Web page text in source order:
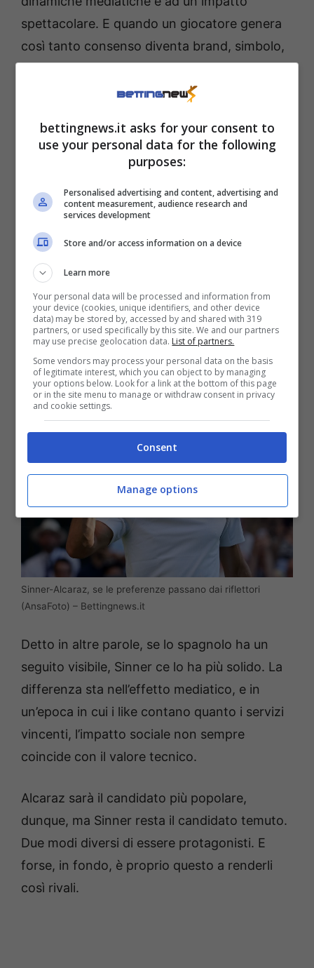
spettacolare. E quando un giocatore genera
così tanto consenso diventa brand, simbolo,
il plebiscito per il numero 1 non sorprende.
Sinner-Alcaraz, se le
preferenze passano dai
riflettori
Va da sé, in ogni caso, che molti giovani
giocatori rispettino profondamente Sinner,
anche se non sempre esplicitano la cosa nello
stesso modo con cui esprimono ammirazione
per Alcaraz. Jannik gioca con un profilo più
sobrio, meno orientato alla
spettacolarizzazione del personaggio .
Sinner-Alcaraz, se le preferenze passano dai riflettori
(AnsaFoto) – Bettingnews.it
Detto in altre parole, se lo spagnolo ha un
seguito visibile, Sinner ce lo ha più solido. La
differenza sta nell’effetto mediatico, e in
un’epoca in cui i like contano quanto i servizi
vincenti, l’impatto sociale non sempre
coincide con il valore tecnico.
Alcaraz sarà il candidato più popolare,
dunque, ma Sinner resta il candidato temuto.
Due modi diversi di essere protagonisti. E
forse, in fondo, è proprio questo a renderli
così rivali.
bettingnews.it asks for your consent to
use your personal data for the following
purposes:
Personalised advertising and content, advertising and
content measurement, audience research and
services development
Store and/or access information on a device
Learn more
Your personal data will be processed and information from
your device (cookies, unique identifiers, and other device
data) may be stored by, accessed by and shared with 319
partners, or used specifically by this site. We and our partners
may use precise geolocation data. List of partners.
Some vendors may process your personal data on the basis
of legitimate interest, which you can object to by managing
your options below. Look for a link at the bottom of this page
or in the site menu to manage or withdraw consent in privacy
and cookie settings.
Consent
Manage options